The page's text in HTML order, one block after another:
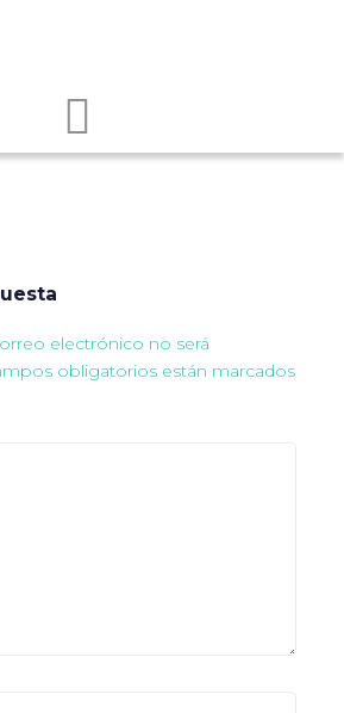
electrónico no será
obligatorios están marcados